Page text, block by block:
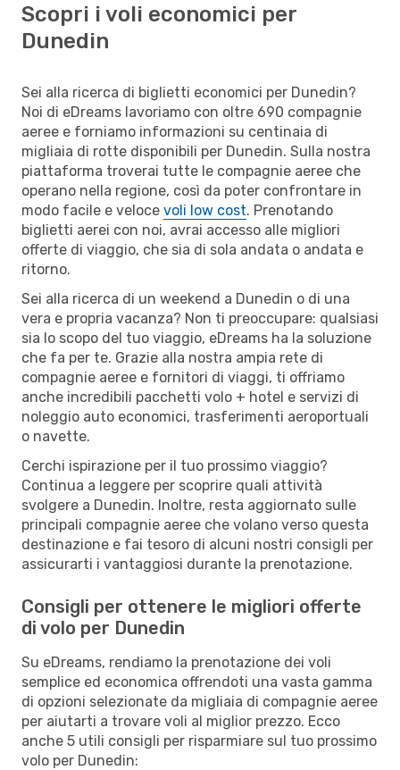
Scopri i voli economici per
Dunedin
Sei alla ricerca di biglietti economici per Dunedin?
Noi di eDreams lavoriamo con oltre 690 compagnie
aeree e forniamo informazioni su centinaia di
migliaia di rotte disponibili per Dunedin. Sulla nostra
piattaforma troverai tutte le compagnie aeree che
operano nella regione, così da poter confrontare in
modo facile e veloce voli low cost. Prenotando
biglietti aerei con noi, avrai accesso alle migliori
offerte di viaggio, che sia di sola andata o andata e
ritorno.
Sei alla ricerca di un weekend a Dunedin o di una
vera e propria vacanza? Non ti preoccupare: qualsiasi
sia lo scopo del tuo viaggio, eDreams ha la soluzione
che fa per te. Grazie alla nostra ampia rete di
compagnie aeree e fornitori di viaggi, ti offriamo
anche incredibili pacchetti volo + hotel e servizi di
noleggio auto economici, trasferimenti aeroportuali
o navette.
Cerchi ispirazione per il tuo prossimo viaggio?
Continua a leggere per scoprire quali attività
svolgere a Dunedin. Inoltre, resta aggiornato sulle
principali compagnie aeree che volano verso questa
destinazione e fai tesoro di alcuni nostri consigli per
assicurarti i vantaggiosi durante la prenotazione.
Consigli per ottenere le migliori offerte
di volo per Dunedin
Su eDreams, rendiamo la prenotazione dei voli
semplice ed economica offrendoti una vasta gamma
di opzioni selezionate da migliaia di compagnie aeree
per aiutarti a trovare voli al miglior prezzo. Ecco
anche 5 utili consigli per risparmiare sul tuo prossimo
volo per Dunedin: